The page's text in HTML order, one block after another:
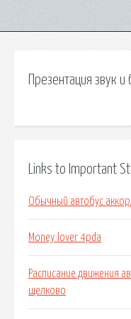
Презентация звук
Links to Important
Обычный автобус
Money lover 4pda
Расписание движения
щелково